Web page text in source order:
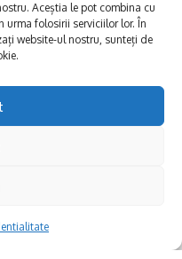
Aceștia le pot combina cu
urma folosirii serviciilor lor. În
website-ul nostru, sunteți de
Afaceri și meșteșuguri
Actualitate